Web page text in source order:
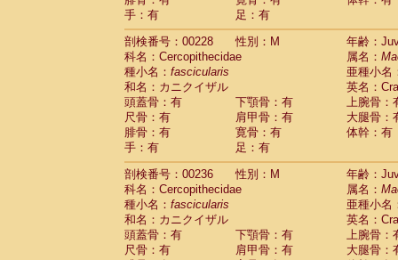
手：有
足：有
剖検番号：00228
性別：M
年齢：
科名：Cercopithecidae
属名：
種小名： fascicularis
亜種小名
和名：カニクイザル
英名：
頭蓋骨：有
下顎骨：有
上腕骨：
尺骨：有
肩甲骨：有
大腿骨：
腓骨：有
寛骨：有
体幹：有
手：有
足：有
剖検番号：00236
性別：M
年齢：
科名：Cercopithecidae
属名：
種小名： fascicularis
亜種小名
和名：カニクイザル
英名：
頭蓋骨：有
下顎骨：有
上腕骨：
尺骨：有
肩甲骨：有
大腿骨：